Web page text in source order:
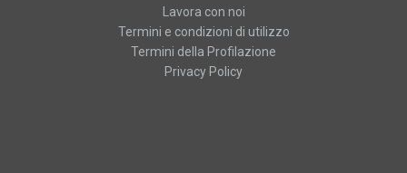
Lavora con noi
Termini e condizioni di utilizzo
Termini della Profilazione
Privacy Policy